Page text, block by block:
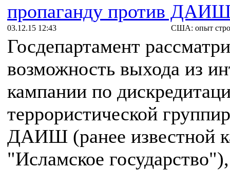
пропаганду против
03.12.15 12:43 США: опыт
Госдепартамент
возможность выхода из
кампании по
террористической
ДАИШ (ранее известной
"Исламское